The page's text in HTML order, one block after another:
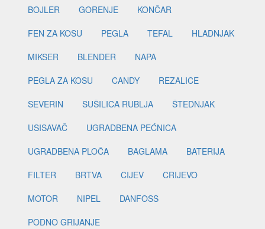
BOJLER
GORENJE
KONČAR
FEN ZA KOSU
PEGLA TEFAL
HLADNJAK
MIKSER
BLENDER
NAPA
PEGLA ZA KOSU
CANDY
REZALICE
SEVERIN
SUŠILICA RUBLJA
ŠTEDNJAK
USISAVAČ
UGRADBENA PEĆNICA
UGRADBENA PLOČA
BAGLAMA
BATERIJA
FILTER
BRTVA CIJEV
CRIJEVO
MOTOR
NIPEL
DANFOSS
PODNO GRIJANJE